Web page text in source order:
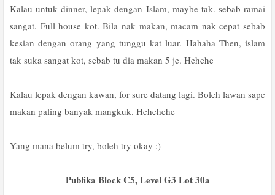
Kalau untuk dinner, lepak dengan Islam, maybe tak. sebab ramai
sangat. Full house kot. Bila nak makan, macam nak cepat sebab
kesian dengan orang yang tunggu kat luar. Hahaha Then, islam
tak suka sangat kot, sebab tu dia makan 5 je. Hehehe
Kalau lepak dengan kawan, for sure datang lagi. Boleh lawan sape
makan paling banyak mangkuk. Hehehehe
Yang mana belum try, boleh try okay :)
Publika Block C5, Level G3 Lot 30a